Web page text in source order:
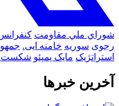
شوراي ملي مقاومت
رجوی سوریه خامنه ایی.
استراتژیک مایک پمپئو شکست
آخرین خبرها